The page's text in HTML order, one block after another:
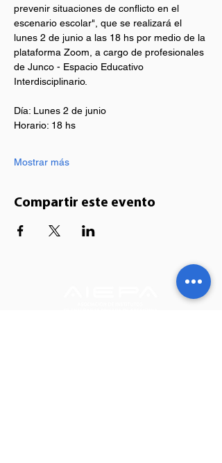
prevenir situaciones de conflicto en el
escenario escolar", que se realizará el
lunes 2 de junio a las 18 hs por medio de la
plataforma Zoom, a cargo de profesionales
de Junco - Espacio Educativo
Interdisciplinario.
Día: Lunes 2 de junio
Horario: 18 hs
Mostrar más
Compartir este evento